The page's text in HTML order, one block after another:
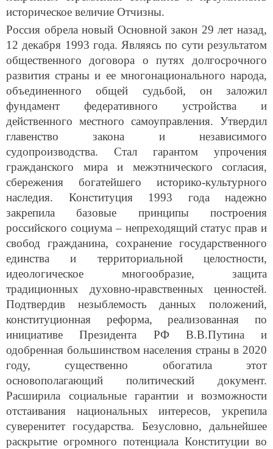
историческое величие Отчизны.
Россия обрела новый Основной закон 29 лет назад,
12 декабря 1993 года. Являясь по сути результатом
общественного договора о путях долгосрочного
развития страны и ее многонационального народа,
объединенного общей судьбой, он заложил
фундамент федеративного устройства и
действенного местного самоуправления. Утвердил
главенство закона и независимого
судопроизводства. Стал гарантом упрочения
гражданского мира и межэтнического согласия,
сбережения богатейшего историко-культурного
наследия. Конституция 1993 года надежно
закрепила базовые принципы построения
российского социума – непреходящий статус прав и
свобод гражданина, сохранение государственного
единства и территориальной целостности,
идеологическое многообразие, защита
традиционных духовно-нравственных ценностей.
Подтвердив незыблемость данных положений,
конституционная реформа, реализованная по
инициативе Президента РФ В.В.Путина и
одобренная большинством населения страны в 2020
году, существенно обогатила этот
основополагающий политический документ.
Расширила социальные гарантии и возможности
отстаивания национальных интересов, укрепила
суверенитет государства. Безусловно, дальнейшее
раскрытие огромного потенциала Конституции во